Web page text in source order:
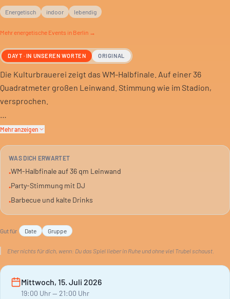
Energetisch indoor lebendig
Mehr energetische Events in Berlin →
DAYT · IN UNSEREN WORTEN ORIGINAL
Die Kulturbrauerei zeigt das WM-Halbfinale. Auf einer 36
Quadratmeter großen Leinwand. Stimmung wie im Stadion,
versprochen.
Es gibt kalte Drinks. Und Barbecue. Für die richtige Party-
Tickets gibt’s im Vorverkauf. Oder an der Abendkasse. Für alle,
die das Halbfinale nicht allein schauen wollen.
Mehr anzeigen
WAS DICH ERWARTET
•WM-Halbfinale auf 36 qm Leinwand
•Party-Stimmung mit DJ
•Barbecue und kalte Drinks
Gut für Date Gruppe
Eher nichts für dich, wenn: Du das Spiel lieber in Ruhe und ohne viel Trubel schaust.
Mittwoch, 15. Juli 2026
19:00 Uhr— 21:00 Uhr